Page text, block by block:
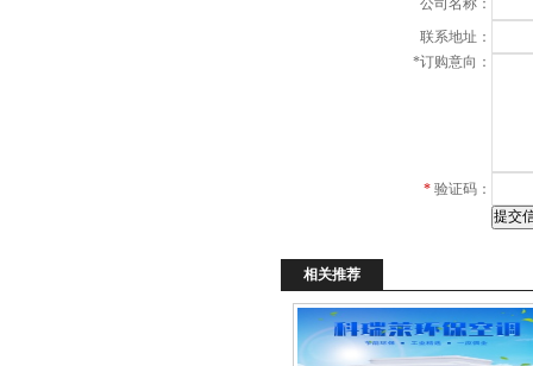
公司名称：
联系地址：
*订购意向：
* 验证码：
相关推荐